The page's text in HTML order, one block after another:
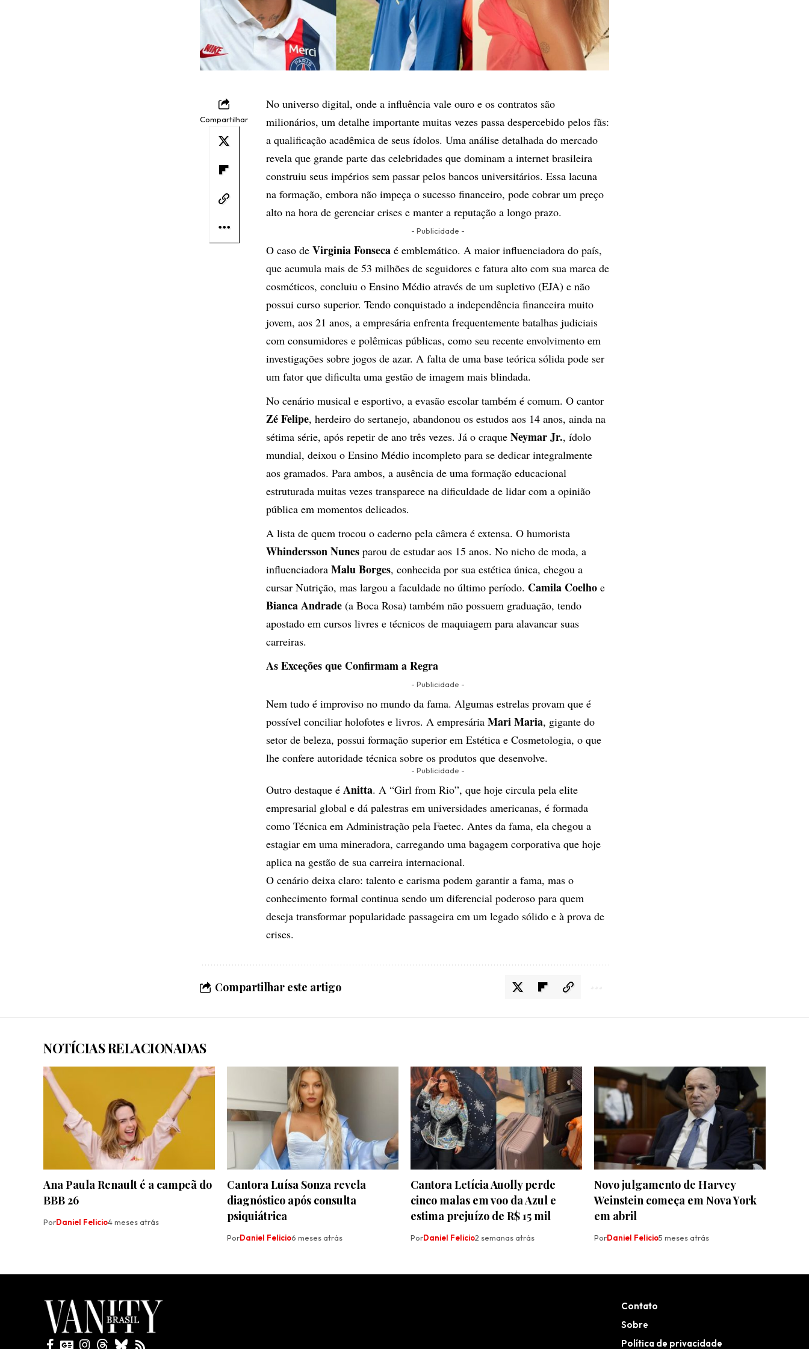
Compartilhar
No universo digital, onde a influência vale ouro e os contratos são
milionários, um detalhe importante muitas vezes passa despercebido pelos fãs:
a qualificação acadêmica de seus ídolos. Uma análise detalhada do mercado
revela que grande parte das celebridades que dominam a internet brasileira
construiu seus impérios sem passar pelos bancos universitários. Essa lacuna
na formação, embora não impeça o sucesso financeiro, pode cobrar um preço
alto na hora de gerenciar crises e manter a reputação a longo prazo.
- Publicidade -
​O caso de Virginia Fonseca é emblemático. A maior influenciadora do país,
que acumula mais de 53 milhões de seguidores e fatura alto com sua marca de
cosméticos, concluiu o Ensino Médio através de um supletivo (EJA) e não
possui curso superior. Tendo conquistado a independência financeira muito
jovem, aos 21 anos, a empresária enfrenta frequentemente batalhas judiciais
com consumidores e polêmicas públicas, como seu recente envolvimento em
investigações sobre jogos de azar. A falta de uma base teórica sólida pode ser
um fator que dificulta uma gestão de imagem mais blindada.
​No cenário musical e esportivo, a evasão escolar também é comum. O cantor
Zé Felipe, herdeiro do sertanejo, abandonou os estudos aos 14 anos, ainda na
sétima série, após repetir de ano três vezes. Já o craque Neymar Jr., ídolo
mundial, deixou o Ensino Médio incompleto para se dedicar integralmente
aos gramados. Para ambos, a ausência de uma formação educacional
estruturada muitas vezes transparece na dificuldade de lidar com a opinião
pública em momentos delicados.
​A lista de quem trocou o caderno pela câmera é extensa. O humorista
Whindersson Nunes parou de estudar aos 15 anos. No nicho de moda, a
influenciadora Malu Borges, conhecida por sua estética única, chegou a
cursar Nutrição, mas largou a faculdade no último período. Camila Coelho e
Bianca Andrade (a Boca Rosa) também não possuem graduação, tendo
apostado em cursos livres e técnicos de maquiagem para alavancar suas
carreiras.
As Exceções que Confirmam a Regra
- Publicidade -
​Nem tudo é improviso no mundo da fama. Algumas estrelas provam que é
possível conciliar holofotes e livros. A empresária Mari Maria, gigante do
setor de beleza, possui formação superior em Estética e Cosmetologia, o que
lhe confere autoridade técnica sobre os produtos que desenvolve.
- Publicidade -
​Outro destaque é Anitta. A “Girl from Rio”, que hoje circula pela elite
empresarial global e dá palestras em universidades americanas, é formada
como Técnica em Administração pela Faetec. Antes da fama, ela chegou a
estagiar em uma mineradora, carregando uma bagagem corporativa que hoje
aplica na gestão de sua carreira internacional.
​O cenário deixa claro: talento e carisma podem garantir a fama, mas o
conhecimento formal continua sendo um diferencial poderoso para quem
deseja transformar popularidade passageira em um legado sólido e à prova de
crises.
Compartilhar este artigo
NOTÍCIAS RELACIONADAS
Ana Paula Renault é a campeã do
BBB 26
PorDaniel Felicio4 meses atrás
Cantora Luísa Sonza revela
diagnóstico após consulta
psiquiátrica
PorDaniel Felicio6 meses atrás
Cantora Letícia Auolly perde
cinco malas em voo da Azul e
estima prejuízo de R$ 15 mil
PorDaniel Felicio2 semanas atrás
Novo julgamento de Harvey
Weinstein começa em Nova York
em abril
PorDaniel Felicio5 meses atrás
Contato
Sobre
Política de privacidade